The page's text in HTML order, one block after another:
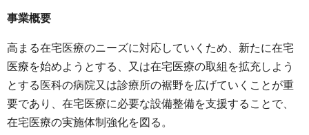
事業概要
高まる在宅医療のニーズに対応していくため、新たに在宅
医療を始めようとする、又は在宅医療の取組を拡充しよう
とする医科の病院又は診療所の裾野を広げていくことが重
要であり、在宅医療に必要な設備整備を支援することで、
在宅医療の実施体制強化を図る。